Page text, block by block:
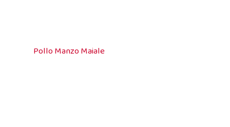
Pollo Manzo Maiale